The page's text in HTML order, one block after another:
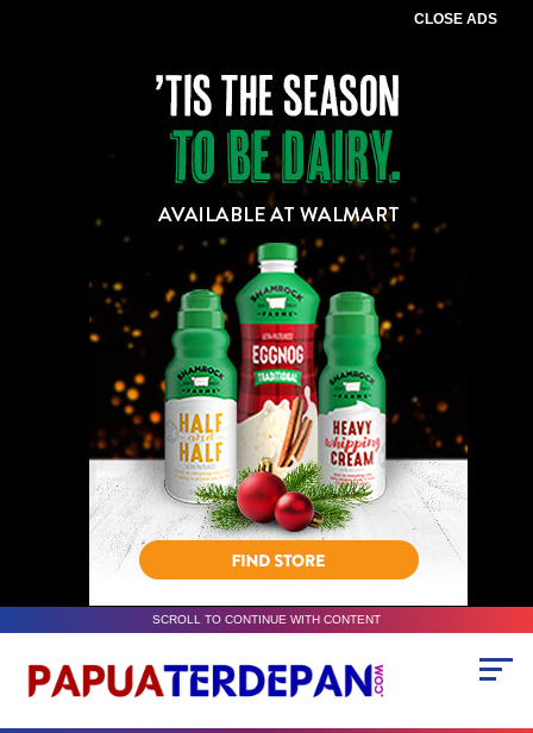
CLOSE ADS
SCROLL TO CONTINUE WITH CONTENT